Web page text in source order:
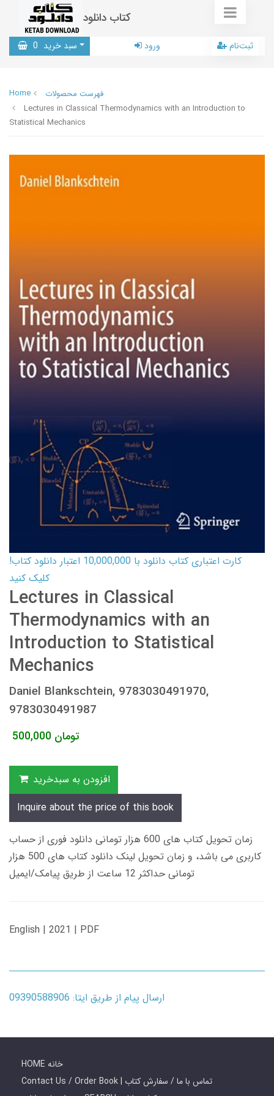
کتاب دانلود
سبد خرید 0 ورود ثبت‌نام
Home
فهرست محصولات
Lectures in Classical Thermodynamics with an Introduction to
Statistical Mechanics
کارت اعتباری کتاب دانلود با 10,000,000 اعتبار دانلود کتاب!
کلیک کنید
Lectures in Classical
Thermodynamics with an
Introduction to Statistical
Mechanics
Daniel Blankschtein, 9783030491970,
9783030491987
500,000 تومان
افزودن به سبدخرید
Inquire about the price of this book
زمان تحویل کتاب های 600 هزار تومانی دانلود فوری از حساب
کاربری می باشد، و زمان تحویل لینک دانلود کتاب های 500 هزار
تومانی حداکثر 12 ساعت از طریق پیامک/ایمیل
English | 2021 | PDF
ارسال پیام از طریق ایتا: 09390588906
HOME خانه
Contact Us / Order Book | تماس با ما / سفارش کتاب